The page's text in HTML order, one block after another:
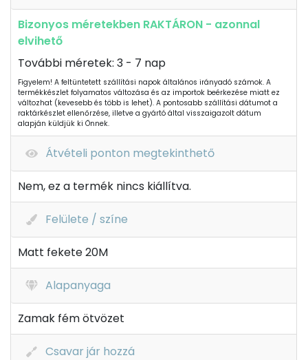
Bizonyos méretekben RAKTÁRON - azonnal
elvihető
További méretek: 3 - 7 nap
Figyelem! A feltüntetett szállítási napok általános irányadó számok. A
termékkészlet folyamatos változása és az importok beérkezése miatt ez
változhat (kevesebb és több is lehet). A pontosabb szállítási dátumot a
raktárkészlet ellenőrzése, illetve a gyártó által visszaigazolt dátum
alapján küldjük ki Önnek.
Átvételi ponton megtekinthető
Nem, ez a termék nincs kiállítva.
Felülete / színe
Matt fekete 20M
Alapanyaga
Zamak fém ötvözet
Csavar jár hozzá